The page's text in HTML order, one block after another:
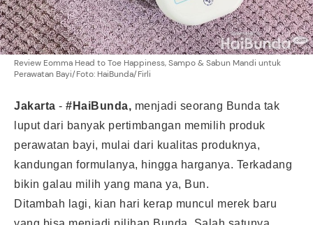
Review Eomma Head to Toe Happiness, Sampo & Sabun Mandi untuk
Perawatan Bayi/Foto: HaiBunda/Firli
Jakarta - #HaiBunda, menjadi seorang Bunda tak
luput dari banyak pertimbangan memilih produk
perawatan bayi, mulai dari kualitas produknya,
kandungan formulanya, hingga harganya. Terkadang
bikin galau milih yang mana ya, Bun.
Ditambah lagi, kian hari kerap muncul merek baru